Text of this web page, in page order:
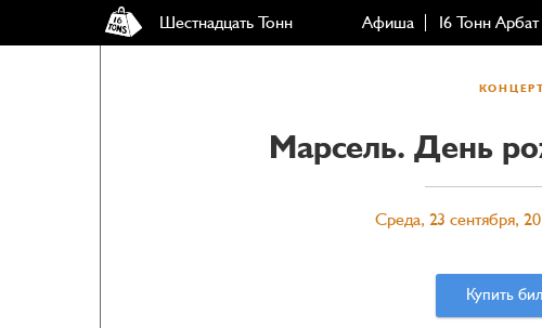
Шестнадцать Тонн Афиша 16 Тонн Арбат
Марсель. День
Среда, 23 сентября,
Купить